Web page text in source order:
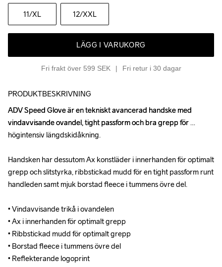
11/XL 12/XXL
LÄGG I VARUKORG
Fri frakt över 599 SEK Fri retur i 30 dagar
PRODUKTBESKRIVNING
ADV Speed Glove är en tekniskt avancerad handske med
vindavvisande ovandel, tight passform och bra grepp för
högintensiv längdskidåkning.
Handsken har dessutom Ax konstläder i innerhanden för optimalt
grepp och slitstyrka, ribbstickad mudd för en tight passform runt
handleden samt mjuk borstad fleece i tummens övre del.
• Vindavvisande trikå i ovandelen
• Ax i innerhanden för optimalt grepp
• Ribbstickad mudd för optimalt grepp
• Borstad fleece i tummens övre del
• Reflekterande logoprint
ADV Speed Glove är en tekniskt avancerad handske med
vindavvisande ovandel, tight passform och bra grepp för
högintensiv längdskidåkning.
Handsken har dessutom Ax konstläder i innerhanden för optimalt
grepp och slitstyrka, ribbstickad mudd för en tight passform runt
handleden samt mjuk borstad fleece i tummens övre del.
• Vindavvisande trikå i ovandelen
• Ax i innerhanden för optimalt grepp
• Ribbstickad mudd för optimalt grepp
• Borstad fleece i tummens övre del
• Reflekterande logoprint